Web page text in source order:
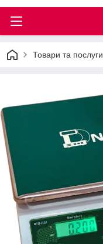
Товари та послуги